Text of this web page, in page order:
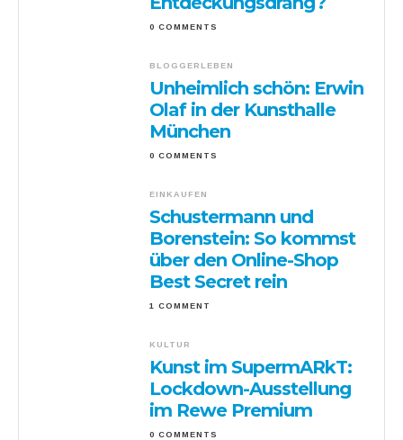
0 COMMENTS
BLOGGERLEBEN
Unheimlich schön: Erwin
Olaf in der Kunsthalle
München
0 COMMENTS
EINKAUFEN
Schustermann und
Borenstein: So kommst
über den Online-Shop
Best Secret rein
1 COMMENT
KULTUR
Kunst im SupermARkT:
Lockdown-Ausstellung
im Rewe Premium
0 COMMENTS